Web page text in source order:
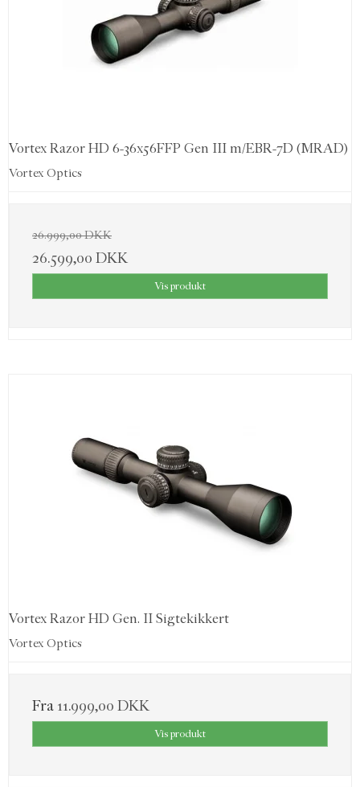
Vortex Razor HD 6-36x56FFP Gen III m/EBR-7D (MRAD)
Vortex Optics
26.999,00 DKK
26.599,00 DKK
Vis produkt
Vortex Razor HD Gen. II Sigtekikkert
Vortex Optics
Fra 11.999,00 DKK
Vis produkt